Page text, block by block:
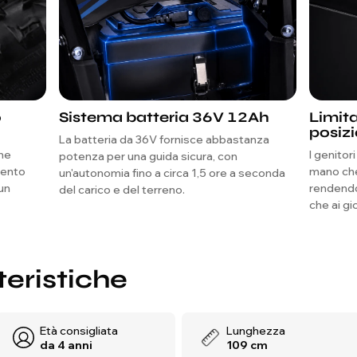
Sistema batteria 36V 12Ah
La batteria da 36V fornisce abbastanza
potenza per una guida sicura, con
un'autonomia fino a circa 1,5 ore a seconda
del carico e del terreno.
I
mano
che ai
Età consigliata
da 4 anni
Lunghezza
109 cm